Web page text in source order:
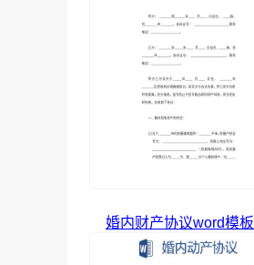
婚内财产协议word模板